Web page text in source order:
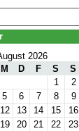
2026
M D F S
S
1
2
5 6 7 8
9
12 13 14 15
16
19 20 21 22
23